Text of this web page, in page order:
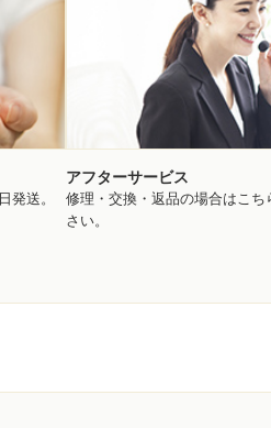
発送。
アフターサービス
修理・交換・返品の場合はこち
さい。